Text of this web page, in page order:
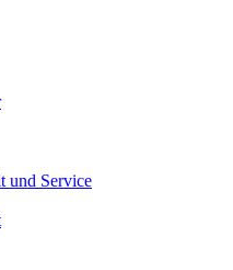
und Service